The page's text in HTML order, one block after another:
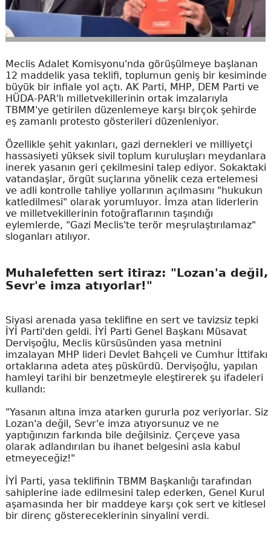
Meclis Adalet Komisyonu'nda görüşülmeye başlanan
12 maddelik yasa teklifi, toplumun geniş bir kesiminde
büyük bir infiale yol açtı. AK Parti, MHP, DEM Parti ve
HÜDA-PAR'lı milletvekillerinin ortak imzalarıyla
TBMM'ye getirilen düzenlemeye karşı birçok şehirde
eş zamanlı protesto gösterileri düzenleniyor.
Özellikle şehit yakınları, gazi dernekleri ve milliyetçi
hassasiyeti yüksek sivil toplum kuruluşları meydanlara
inerek yasanın geri çekilmesini talep ediyor. Sokaktaki
vatandaşlar, örgüt suçlarına yönelik ceza ertelemesi
ve adli kontrolle tahliye yollarının açılmasını "hukukun
katledilmesi" olarak yorumluyor. İmza atan liderlerin
ve milletvekillerinin fotoğraflarının taşındığı
eylemlerde, "Gazi Meclis'te terör meşrulaştırılamaz"
sloganları atılıyor.
Muhalefetten sert itiraz: "Lozan'a değil,
Sevr'e imza atıyorlar!"
Siyasi arenada yasa teklifine en sert ve tavizsiz tepki
İYİ Parti'den geldi. İYİ Parti Genel Başkanı Müsavat
Dervişoğlu, Meclis kürsüsünden yasa metnini
imzalayan MHP lideri Devlet Bahçeli ve Cumhur İttifakı
ortaklarına adeta ateş püskürdü. Dervişoğlu, yapılan
hamleyi tarihi bir benzetmeyle eleştirerek şu ifadeleri
kullandı:
"Yasanın altına imza atarken gururla poz veriyorlar. Siz
Lozan'a değil, Sevr'e imza atıyorsunuz ve ne
yaptığınızın farkında bile değilsiniz. Çerçeve yasa
olarak adlandırılan bu ihanet belgesini asla kabul
etmeyeceğiz!"
İYİ Parti, yasa teklifinin TBMM Başkanlığı tarafından
sahiplerine iade edilmesini talep ederken, Genel Kurul
aşamasında her bir maddeye karşı çok sert ve kitlesel
bir direnç göstereceklerinin sinyalini verdi.